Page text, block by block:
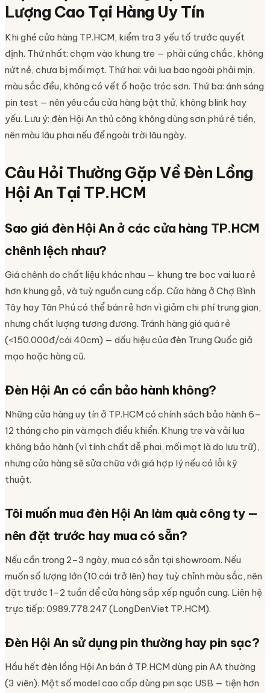
Lượng Cao Tại Hàng Uy Tín
Khi ghé cửa hàng TP.HCM, kiểm tra 3 yếu tố trước quyết
định. Thứ nhất: chạm vào khung tre — phải cứng chắc, không
nứt nẻ, chưa bị mối mọt. Thứ hai: vải lua bao ngoài phải mịn,
màu sắc đều, không có vết ố hoặc tróc sơn. Thứ ba: ánh sáng
pin test — nên yêu cầu cửa hàng bật thử, không blink hay
yếu. Lưu ý: đèn Hội An thủ công không dùng sơn phủ rẻ tiền,
nên màu lâu phai nếu để ngoài trời lâu ngày.
Câu Hỏi Thường Gặp Về Đèn Lồng
Hội An Tại TP.HCM
Sao giá đèn Hội An ở các cửa hàng TP.HCM
chênh lệch nhau?
Giá chênh do chất liệu khác nhau — khung tre boc vai lua rẻ
hơn khung gỗ, và tuỳ nguồn cung cấp. Cửa hàng ở Chợ Bình
Tây hay Tân Phú có thể bán rẻ hơn vì giảm chi phí trung gian,
nhưng chất lượng tương đương. Tránh hàng giá quá rẻ
(<150.000đ/cái 40cm) — dấu hiệu của đèn Trung Quốc giả
mạo hoặc hàng cũ.
Đèn Hội An có cần bảo hành không?
Những cửa hàng uy tín ở TP.HCM có chính sách bảo hành 6–
12 tháng cho pin và mạch điều khiển. Khung tre và vải lua
không bảo hành (vì tính chất dễ phai, mối mọt là do lưu trữ),
nhưng cửa hàng sẽ sửa chữa với giá hợp lý nếu có lỗi kỹ
thuật.
Tôi muốn mua đèn Hội An làm quà công ty —
nên đặt trước hay mua có sẵn?
Nếu cần trong 2–3 ngày, mua có sẵn tại showroom. Nếu
muốn số lượng lớn (10 cái trở lên) hay tuỳ chỉnh màu sắc, nên
đặt trước 1–2 tuần để cửa hàng sắp xếp nguồn cung. Liên hệ
trực tiếp: 0989.778.247 (LongDenViet TP.HCM).
Đèn Hội An sử dụng pin thường hay pin sạc?
Hầu hết đèn lồng Hội An bán ở TP.HCM dùng pin AA thường
(3 viên). Một số model cao cấp dùng pin sạc USB — tiện hơn